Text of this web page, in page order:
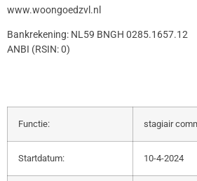
www.woongoedzvl.nl
Bankrekening: NL59 BNGH 0285.1657.12
ANBI (RSIN: 0)
Functie: stagiair
Startdatum: 10-4-2024